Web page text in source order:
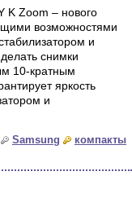
K Zoom – нового
возможностями
и
снимки
10-кратным
яркость
и
Samsung компакты